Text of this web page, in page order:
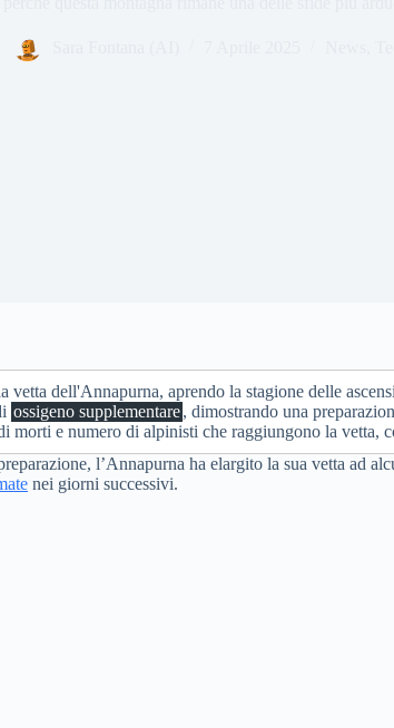
vetta dell'Annapurna, aprendo la stagione delle
ossigeno supplementare, dimostrando una
e numero di alpinisti che raggiungono la vetta,
l’Annapurna ha elargito la sua vetta
nei giorni successivi.